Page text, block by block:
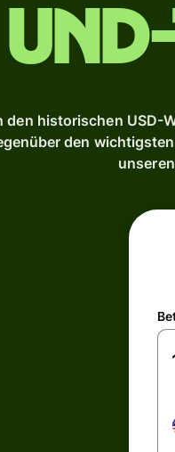
den historischen USD-
den